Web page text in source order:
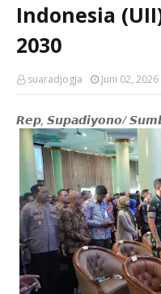
Indonesia
2030
suaradjogja Juni 02, 2026
𝙍𝙚𝙥, 𝙎𝙪𝙥𝙖𝙙𝙞𝙮𝙤𝙣𝙤/